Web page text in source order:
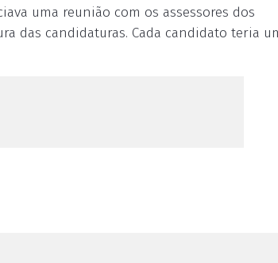
uma reunião com os assessores dos
das candidaturas. Cada candidato teria